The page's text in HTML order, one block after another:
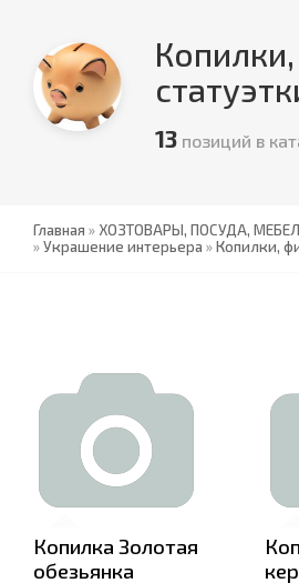
13 позиций в
Главная » ХОЗТОВАРЫ, ПОСУДА,
»Украшение интерьера »Копилки,
Копилка Золотая
обезьянка